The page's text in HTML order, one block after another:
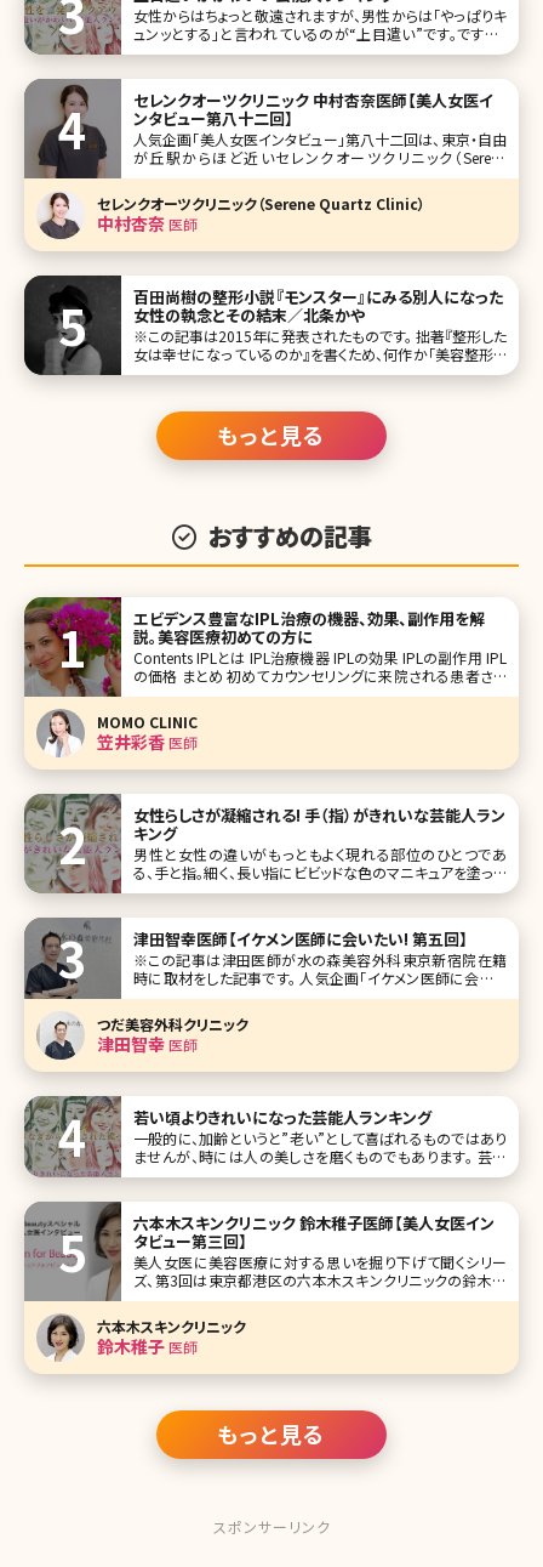
女性からはちょっと敬遠されますが、男性からは「やっぱりキ
ュンッとする」と言われているのが“上目遣い”です。ですが、
可愛い人がやると女性もドキッとするのは否定できませんよ
てしまう女性芸能人をランキング形式でご紹介していきます。
第1位
セレンクオーツクリニック 中村杏奈医師【美人女医イ
ンタビュー第八十二回】
人気企画「美人女医インタビュー」第八十二回は、東京・自由
が丘駅からほど近いセレンクオーツクリニック（Serene
Quartz Clinic）で院長を務める中村杏奈（なかむら あんな）
先生です。 やわらかな光が差し込む、ゆったりとした空間で美
しさも心も満たしてくれる「セレンクオーツクリニック」。ク
セレンクオーツクリニック（Serene Quartz Clinic）
中村杏奈医師
百田尚樹の整形小説『モンスター』にみる別人になった
女性の執念とその結末／北条かや
※この記事は2015年に発表されたものです。 拙著『整形した
女は幸せになっているのか』を書くため、何作か「美容整形も
の」の作品を読んだ。たいていは、もともと美しくなかった女
れとも、一人の男の愛を手に入れてハッピーエンドを迎える
か、そのいず
もっと見る
おすすめの記事
エビデンス豊富なIPL治療の機器、効果、副作用を解
説。美容医療初めての方に
Contents IPLとは IPL治療機器 IPLの効果 IPLの副作用 IPL
の価格 まとめ 初めてカウンセリングに来院される患者さん
にお肌で気になっているところはどこですかと聞くと、「赤み
MOMO CLINIC
笠井彩香医師
女性らしさが凝縮される! 手（指）がきれいな芸能人ラン
キング
男性と女性の違いがもっともよく現れる部位のひとつであ
る、手と指。細く、長い指にビビッドな色のマニキュアを塗って
いるきれいな女性は、女性から見てもドキッとする瞬間があ
る施術が有効です。手
津田智幸医師【イケメン医師に会いたい! 第五回】
※この記事は津田医師が水の森美容外科東京新宿院在籍
時に取材をした記事です。 人気企画「イケメン医師に会いた
い!」第五回は全国に4院を展開する水の森美容外科東京新
宿院の津田智幸(つだ ともゆき)院長です。 笑顔が優しい津
田院長。医師として憧れているお父様のことや患者様への思
いを語ってもらいました。
つだ美容外科クリニック
津田智幸医師
若い頃よりきれいになった芸能人ランキング
一般的に、加齢というと”老い”として喜ばれるものではあり
ませんが、時には人の美しさを磨くものでもあります。 芸能
界には、長らく活動されている方もいるので、そんな加齢によ
り美人になった、きれいになった」とされる人たちを、ランキン
グTOP10にし
六本木スキンクリニック 鈴木稚子医師【美人女医イン
タビュー第三回】
美人女医に美容医療に対する思いを掘り下げて聞くシリー
ズ、第3回は東京都港区の六本木スキンクリニックの鈴木稚
子（わかこ）院長です。皮膚科、美容皮膚科として東京・用賀
に開業して六本木に移転、ひどくなったニキビ治療を得意と
し、独自にブレンドした薬剤も使用しているとのこと。 医師を
目指した経緯、美容に対す
六本木スキンクリニック
鈴木稚子医師
もっと見る
スポンサーリンク